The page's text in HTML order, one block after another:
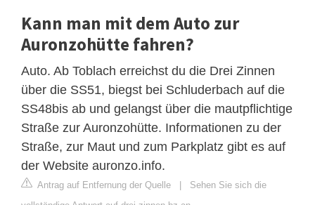
Kann man mit dem Auto zur
Auronzohütte fahren?
Auto. Ab Toblach erreichst du die Drei Zinnen
über die SS51, biegst bei Schluderbach auf die
SS48bis ab und gelangst über die mautpflichtige
Straße zur Auronzohütte. Informationen zu der
Straße, zur Maut und zum Parkplatz gibt es auf
der Website auronzo.info.
Antrag auf Entfernung der Quelle | Sehen Sie sich die